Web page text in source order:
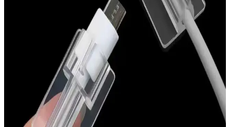
Silikon Topukluklar ile Ayakta Rahatlık ve Destek
Silikon malzemeden yapılan topukluklar, ayak konforunu artırır,
ayak sağlığını destekler ve uzun süre ayakta kalanlara rahatlık sağlar.
Doğru kullanım ve bakım ile günlük yaşam kalitenizi yükseltir.
Fibaks Redmi Note 11 Kılıfı: Şıklık ve Koruma
Sunan Yüksek Kaliteli Silikon Kılıf
Fibaks Redmi Note 11 Kılıfı, estetik görünüm ve dayanıklılığı bir
arada sunan silikon kılıf. Siyah renk, hafif yapı ve tam uyum ile